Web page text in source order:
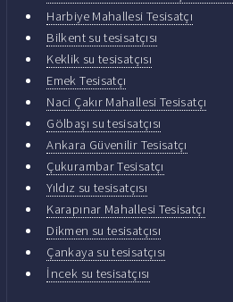
Harbiye Mahallesi Tesisatçı
Bilkent su tesisatçısı
Keklik su tesisatçısı
Emek Tesisatçı
Naci Çakır Mahallesi Tesisatçı
Gölbaşı su tesisatçısı
Ankara Güvenilir Tesisatçı
Çukurambar Tesisatçı
Yıldız su tesisatçısı
Karapınar Mahallesi Tesisatçı
Dikmen su tesisatçısı
Çankaya su tesisatçısı
İncek su tesisatçısı